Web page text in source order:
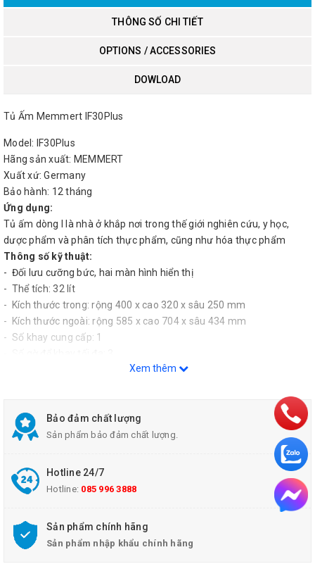
THÔNG SỐ CHI TIẾT
OPTIONS / ACCESSORIES
DOWLOAD
Tủ Ấm Memmert IF30Plus
Model: IF30Plus
Hãng sản xuất: MEMMERT
Xuất xứ: Germany
Bảo hành: 12 tháng
Ứng dụng:
Tủ ấm dòng I là nhà ở khắp nơi trong thế giới nghiên cứu, y học,
dược phẩm và phân tích thực phẩm, cũng như hóa thực phẩm
Thông số kỹ thuật:
- Đối lưu cưỡng bức, hai màn hình hiển thị
- Thể tích: 32 lít
- Kích thước trong: rộng 400 x cao 320 x sâu 250 mm
- Kích thước ngoài: rộng 585 x cao 704 x sâu 434 mm
- Số khay cung cấp: 1
- Khả năng để tối đa/khay: 20 kg
- Khoảng nhiệt độ hoạt động: tối thiểu 10°C trên nhiệt độ môi
trường đến 80°C
- Độ phân giải giá trị cài đặt: 0.1°C
- Ngôn ngữ cài đặt: Đức, Anh, Tây Ban Nha, Pháp, Ba Lan, Czech,
Hungary
- Bảng điều khiển ControlCOCKPIT: một màn hình hiển thị. Bộ điều
khiển vi xử lý PID đa chức năng với màn hình màu TFT độ phân giải
- Thời gian cài đặt: bộ đếm ngược thời gian cài đặt có thể điều chỉnh
Xem thêm
Bảo đảm chất lượng
Sản phẩm bảo đảm chất lượng.
Hotline 24/7
Hotline: 085 996 3888
Sản phẩm chính hãng
Sản phẩm nhập khẩu chính hãng